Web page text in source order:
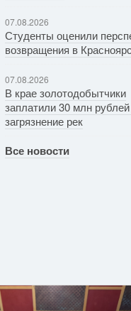
07.08.2026
Студенты оценили
возвращения в
07.08.2026
В крае золотодобытчики
заплатили 30 млн рублей
загрязнение рек
Все новости